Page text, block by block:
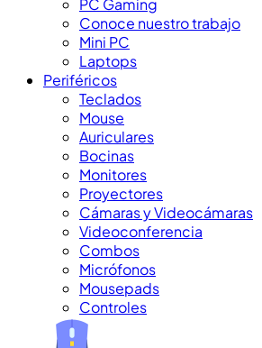
PC Gaming
Conoce nuestro trabajo
Mini PC
Laptops
Periféricos
Teclados
Mouse
Auriculares
Bocinas
Monitores
Proyectores
Cámaras y Videocámaras
Videoconferencia
Combos
Micrófonos
Mousepads
Controles